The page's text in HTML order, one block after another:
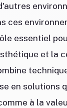
ces
essentiel
et la
en solutions
à la